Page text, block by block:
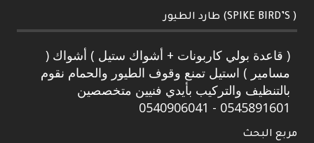
( SPIKE BIRD’S) طارد الطيور
( قاعدة بولي كاربونات + أشواك ستيل ) أشواك (
مسامير ) استيل تمنع وقوف الطيور والحمام نقوم
بالتنظيف والتركيب بأيدي فنيين متخصصين
0545891601 - 0540906041
مربع البحث